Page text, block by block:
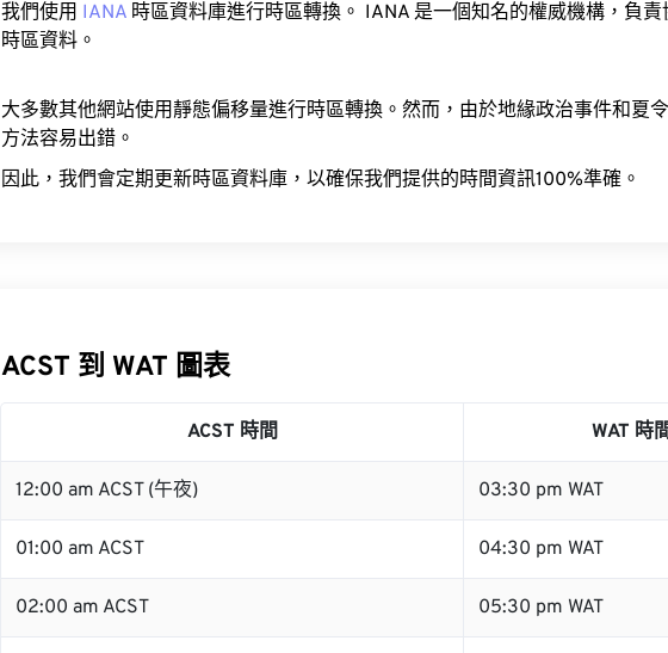
我們使用 IANA 時區資料庫進行時區轉換。 IANA 是一個知名的權威機構，負
時區資料。
大多數其他網站使用靜態偏移量進行時區轉換。然而，由於地緣政治事件和夏
方法容易出錯。
因此，我們會定期更新時區資料庫，以確保我們提供的時間資訊100%準確。
ACST 到 WAT 圖表
ACST 時間 WAT 時
12:00 am ACST (午夜) 03:30 pm WAT
01:00 am ACST 04:30 pm WAT
02:00 am ACST 05:30 pm WAT